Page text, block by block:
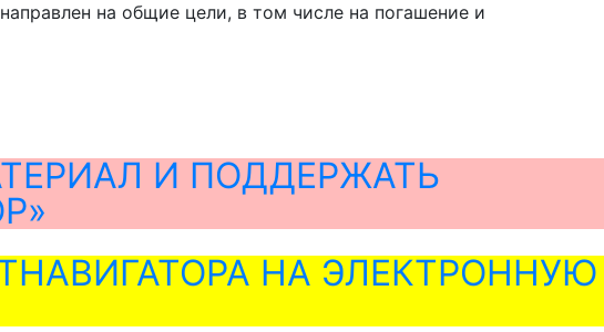
на общие цели, в том числе на погашение и
И ПОДДЕРЖАТЬ
НА ЭЛЕКТРОННУЮ